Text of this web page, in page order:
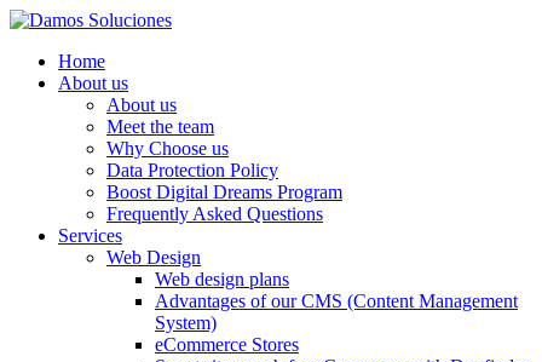
Home
About us
About us
Meet the team
Why Choose us
Data Protection Policy
Boost Digital Dreams Program
Frequently Asked Questions
Services
Web Design
Web design plans
Advantages of our CMS (Content Management
System)
eCommerce Stores